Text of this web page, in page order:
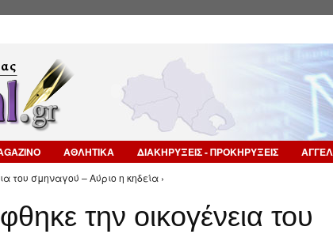
ΑΘΛΗΤΙΚΑ ΔΙΑΚΗΡΥΞΕΙΣ - ΠΡΟΚΗΡΥΞΕΙΣ
του σμηναγού – Αύριο η κηδεία ›
την οικογένεια του